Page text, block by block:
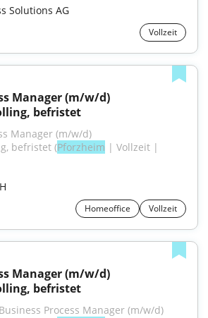
Solutions AG
Vollzeit
befristet
befristet (Pforzheim
Homeoffice Vollzeit
befristet